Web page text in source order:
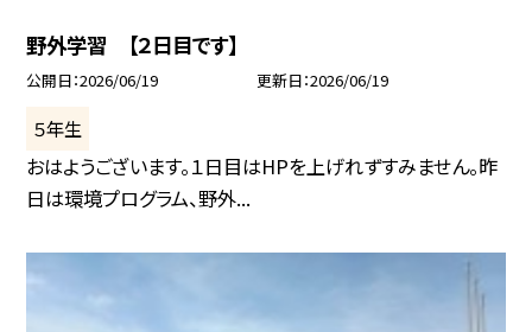
野外学習 【２日目です】
公開日 2026/06/19 更新日 2026/06/19
５年生
おはようございます。１日目はHPを上げれずすみません。昨
日は環境プログラム、野外...